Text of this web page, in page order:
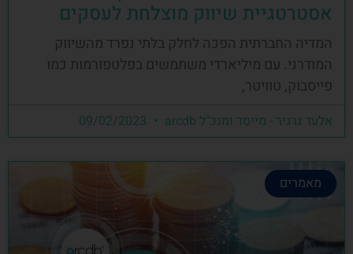
אסטרטגיית שיווק מוצלחת לעסקים
המדיה החברתית הפכה לחלק בלתי נפרד מהשיווק
המודרני. עם מיליארדי משתמשים בפלטפורמות כמו
פייסבוק, טוויטר,
אלעד גרגיר - מייסד ומנכ"ל arcdb
מאמרים